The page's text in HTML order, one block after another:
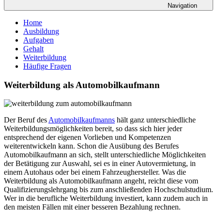
Navigation
Home
Ausbildung
Aufgaben
Gehalt
Weiterbildung
Häufige Fragen
Weiterbildung als Automobilkaufmann
Der Beruf desAutomobilkaufmanns hält ganz unterschiedliche
Weiterbildungsmöglichkeiten bereit, so dass sich hier jeder
entsprechend der eigenen Vorlieben und Kompetenzen
weiterentwickeln kann. Schon die Ausübung des Berufes
Automobilkaufmann an sich, stellt unterschiedliche Möglichkeiten
der Betätigung zur Auswahl, sei es in einer Autovermietung, in
einem Autohaus oder bei einem Fahrzeughersteller. Was die
Weiterbildung als Automobilkaufmann angeht, reicht diese vom
Qualifizierungslehrgang bis zum anschließenden Hochschulstudium.
Wer in die berufliche Weiterbildung investiert, kann zudem auch in
den meisten Fällen mit einer besseren Bezahlung rechnen.